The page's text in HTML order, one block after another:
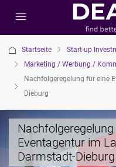
Startseite Start-up
Marketing / Werbung /
Nachfolgeregelung für eine
Dieburg
Eventagentur im
Darmstadt-Dieburg